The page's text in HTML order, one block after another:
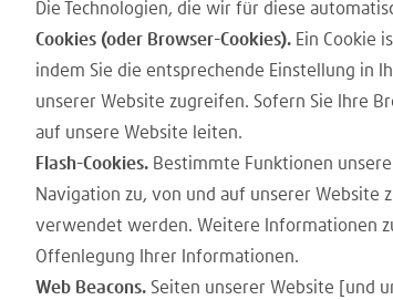
Die Technologien, die wir für diese
Cookies (oder Browser-Cookies). Ein Cookie
indem Sie die entsprechende Einstellung in
unserer Website zugreifen. Sofern Sie Ihre
auf unsere Website leiten.
Flash-Cookies. Bestimmte Funktionen
Navigation zu, von und auf unserer
verwendet werden. Weitere Informationen
Offenlegung Ihrer Informationen.
Web Beacons. Seiten unserer Website [und